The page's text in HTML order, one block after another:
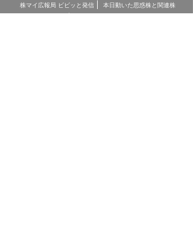
株マイ広報局 ビビッと発信
本日動いた思惑株と関連株